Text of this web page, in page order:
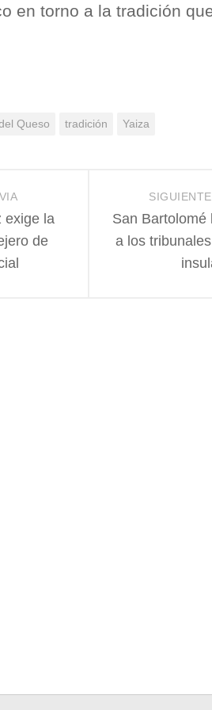
en torno a la tradición
Queso tradición Yaiza
San Bartolomé
a los
exige la
de